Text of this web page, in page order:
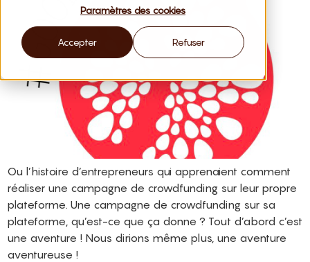
Paramètres des cookies
Accepter Refuser
Ou l’histoire d’entrepreneurs qui apprenaient comment
réaliser une campagne de crowdfunding sur leur propre
plateforme. Une campagne de crowdfunding sur sa
plateforme, qu’est-ce que ça donne ? Tout d’abord c’est
une aventure ! Nous dirions même plus, une aventure
aventureuse !